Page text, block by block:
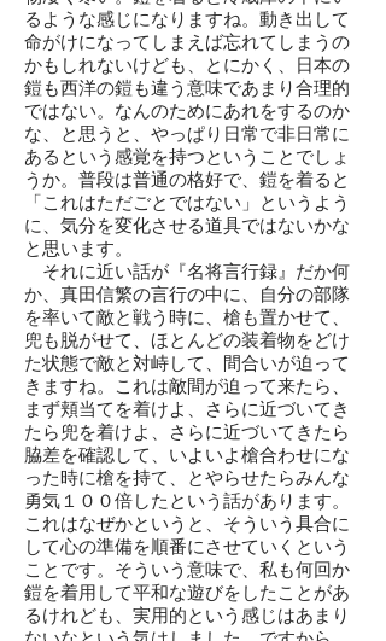
るような感じになりますね。動き出して
命がけになってしまえば忘れてしまうの
かもしれないけども、とにかく、日本の
鎧も西洋の鎧も違う意味であまり合理的
ではない。なんのためにあれをするのか
な、と思うと、やっぱり日常で非日常に
あるという感覚を持つということでしょ
うか。普段は普通の格好で、鎧を着ると
「これはただごとではない」というよう
に、気分を変化させる道具ではないかな
と思います。
それに近い話が『名将言行録』だか何
か、真田信繁の言行の中に、自分の部隊
を率いて敵と戦う時に、槍も置かせて、
兜も脱がせて、ほとんどの装着物をどけ
た状態で敵と対峙して、間合いが迫って
きますね。これは敵間が迫って来たら、
まず頬当てを着けよ、さらに近づいてき
たら兜を着けよ、さらに近づいてきたら
脇差を確認して、いよいよ槍合わせにな
った時に槍を持て、とやらせたらみんな
勇気１００倍したという話があります。
これはなぜかというと、そういう具合に
して心の準備を順番にさせていくという
ことです。そういう意味で、私も何回か
鎧を着用して平和な遊びをしたことがあ
るけれども、実用的という感じはあまり